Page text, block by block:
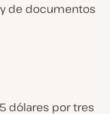
de documentos
dólares por tres